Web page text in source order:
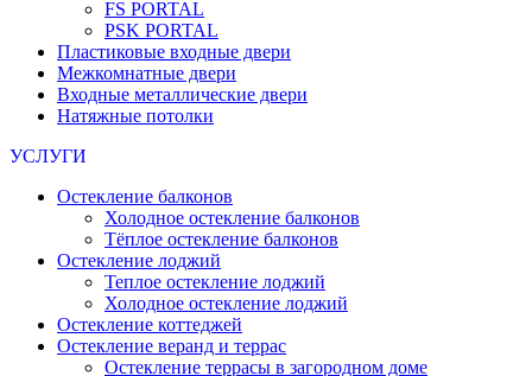
FS PORTAL
PSK PORTAL
Пластиковые входные двери
Межкомнатные двери
Входные металлические двери
Натяжные потолки
УСЛУГИ
Остекление балконов
Холодное остекление балконов
Тёплое остекление балконов
Остекление лоджий
Теплое остекление лоджий
Холодное остекление лоджий
Остекление коттеджей
Остекление веранд и террас
Остекление террасы в загородном доме